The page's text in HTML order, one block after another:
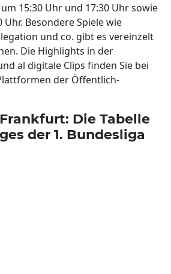
15:30 Uhr und 17:30 Uhr sowie
Uhr. Besondere Spiele wie
und co. gibt es vereinzelt
Die Highlights in der
al digitale Clips finden Sie bei
der Öffentlich-
Die Tabelle
der 1. Bundesliga